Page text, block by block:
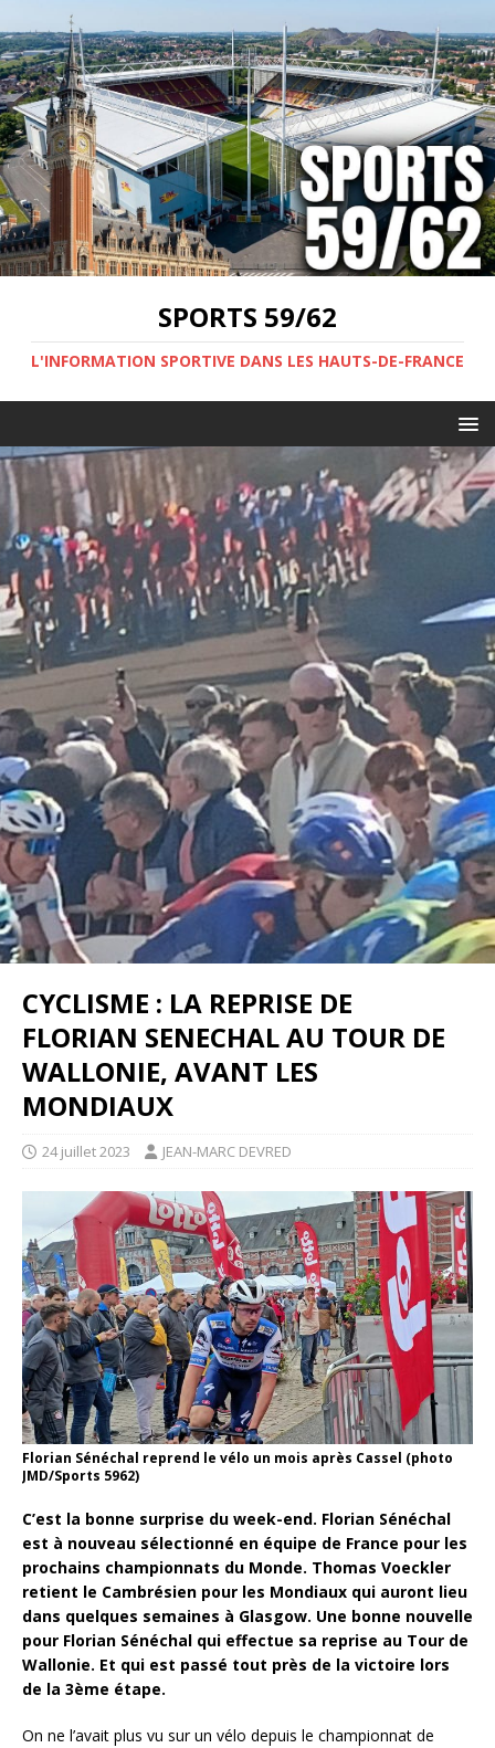
SPORTS 59/62
L'INFORMATION SPORTIVE DANS LES HAUTS-DE-FRANCE
CYCLISME : LA REPRISE DE
FLORIAN SENECHAL AU TOUR DE
WALLONIE, AVANT LES
MONDIAUX
24 juillet 2023 JEAN-MARC DEVRED
Florian Sénéchal reprend le vélo un mois après Cassel (photo
JMD/Sports 5962)
C’est la bonne surprise du week-end. Florian Sénéchal
est à nouveau sélectionné en équipe de France pour les
prochains championnats du Monde. Thomas Voeckler
retient le Cambrésien pour les Mondiaux qui auront lieu
dans quelques semaines à Glasgow. Une bonne nouvelle
pour Florian Sénéchal qui effectue sa reprise au Tour de
Wallonie. Et qui est passé tout près de la victoire lors
de la 3ème étape.
On ne l’avait plus vu sur un vélo depuis le championnat de